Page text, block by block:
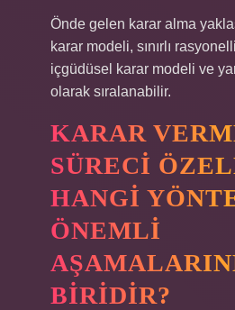
Önde gelen karar alma
karar modeli, sınırlı
içgüdüsel karar modeli ve
olarak sıralanabilir.
KARAR
SÜRECI
HANGI
ÖNEMLI
BIRIDIR?